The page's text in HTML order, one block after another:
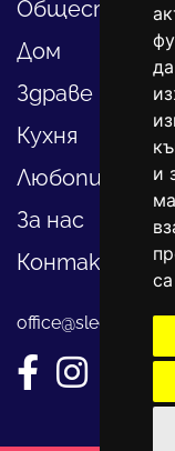
и
Общество
Дом
Здраве
Кухня
Любопитно
За нас
Контакти